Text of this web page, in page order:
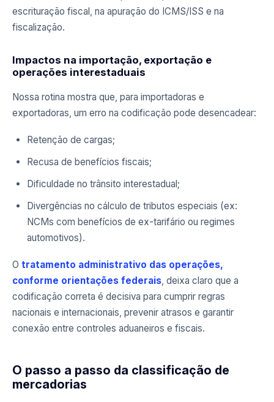
escrituração fiscal, na apuração do ICMS/ISS e na
fiscalização.
Impactos na importação, exportação e
operações interestaduais
Nossa rotina mostra que, para importadoras e
exportadoras, um erro na codificação pode desencadear:
Retenção de cargas;
Recusa de benefícios fiscais;
Dificuldade no trânsito interestadual;
Divergências no cálculo de tributos especiais (ex:
NCMs com benefícios de ex-tarifário ou regimes
automotivos).
O tratamento administrativo das operações,
conforme orientações federais , deixa claro que a
codificação correta é decisiva para cumprir regras
nacionais e internacionais, prevenir atrasos e garantir
conexão entre controles aduaneiros e fiscais.
O passo a passo da classificação de
mercadorias